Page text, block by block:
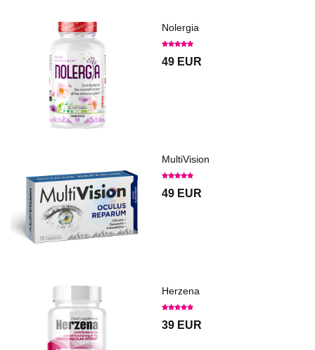
Nolergia
49 EUR
MultiVision
49 EUR
Herzena
39 EUR